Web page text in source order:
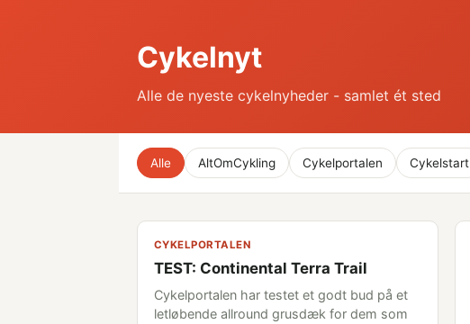
Cykelnyt
Alle de nyeste cykelnyheder - samlet ét sted
Alle AltOmCykling Cykelportalen Cykelstart
CYKELPORTALEN
TEST: Continental Terra Trail
Cykelportalen har testet et godt bud på et
letløbende allround grusdæk for dem som